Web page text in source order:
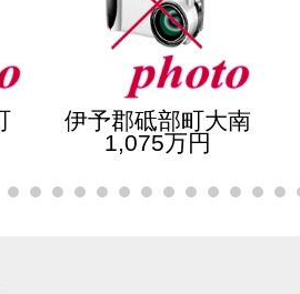
伊予郡砥部町大南
1,075万円